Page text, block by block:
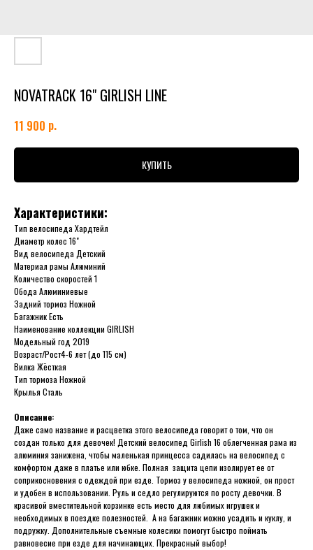
NOVATRACK 16" GIRLISH LINE
11 900 р.
КУПИТЬ
Характеристики:
Тип велосипеда Хардтейл
Диаметр колес 16"
Вид велосипеда Детский
Материал рамы Алюминий
Количество скоростей 1
Обода Алюминиевые
Задний тормоз Ножной
Багажник Есть
Наименование коллекции GIRLISH
Модельный год 2019
Возраст/Рост4-6 лет (до 115 см)
Вилка Жёсткая
Тип тормоза Ножной
Крылья Сталь
Описание:
Даже само название и расцветка этого велосипеда говорит о том, что он
создан только для девочек! Детский велосипед Girlish 16 облегченная рама из
алюминия занижена, чтобы маленькая принцесса садилась на велосипед с
комфортом даже в платье или юбке. Полная защита цепи изолирует ее от
соприкосновения с одеждой при езде. Тормоз у велосипеда ножной, он прост
и удобен в использовании. Руль и седло регулируются по росту девочки. В
красивой вместительной корзинке есть место для любимых игрушек и
необходимых в поездке полезностей. А на багажник можно усадить и куклу, и
подружку. Дополнительные съемные колесики помогут быстро поймать
равновесие при езде для начинающих. Прекрасный выбор!